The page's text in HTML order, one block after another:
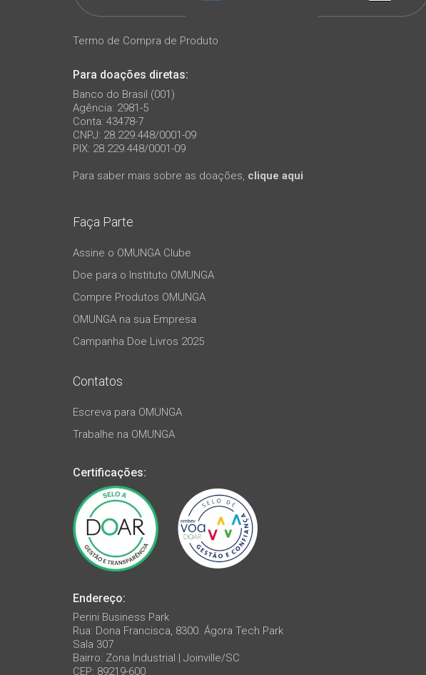
Termo de Compra de Produto
Para doações diretas:
Banco do Brasil (001)
Agência: 2981-5
Conta: 43478-7
CNPJ: 28.229.448/0001-09
PIX: 28.229.448/0001-09
Para saber mais sobre as doações, clique aqui
Faça Parte
Assine o OMUNGA Clube
Doe para o Instituto OMUNGA
Compre Produtos OMUNGA
OMUNGA na sua Empresa
Campanha Doe Livros 2025
Contatos
Escreva para OMUNGA
Trabalhe na OMUNGA
Certificações:
Endereço:
Perini Business Park
Rua: Dona Francisca, 8300. Ágora Tech Park
Sala 307
Bairro: Zona Industrial | Joinville/SC
CEP: 89219-600